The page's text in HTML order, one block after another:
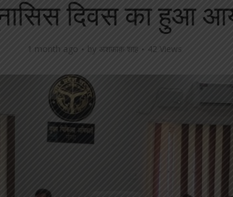
दिवस का हुआ
1 month ago by अशफ़ाक़ शाह 42 Views